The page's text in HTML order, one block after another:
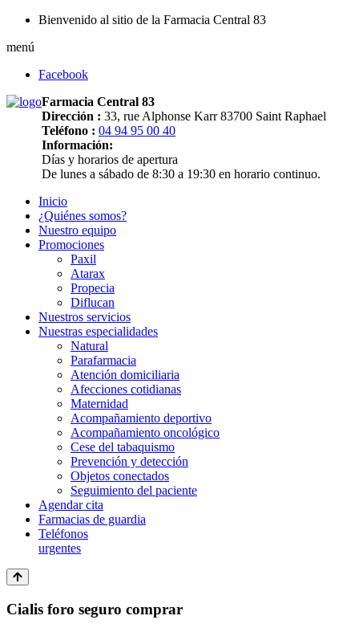
Bienvenido al sitio de la Farmacia Central 83
menú
Facebook
Farmacia Central 83
Dirección : 33, rue Alphonse Karr 83700 Saint Raphael
Teléfono : 04 94 95 00 40
Información:
Días y horarios de apertura
De lunes a sábado de 8:30 a 19:30 en horario continuo.
Inicio
¿Quiénes somos?
Nuestro equipo
Promociones
Paxil
Atarax
Propecia
Diflucan
Nuestros servicios
Nuestras especialidades
Natural
Parafarmacia
Atención domiciliaria
Afecciones cotidianas
Maternidad
Acompañamiento deportivo
Acompañamiento oncológico
Cese del tabaquismo
Prevención y detección
Objetos conectados
Seguimiento del paciente
Agendar cita
Farmacias de guardia
Teléfonos
urgentes
Cialis foro seguro comprar